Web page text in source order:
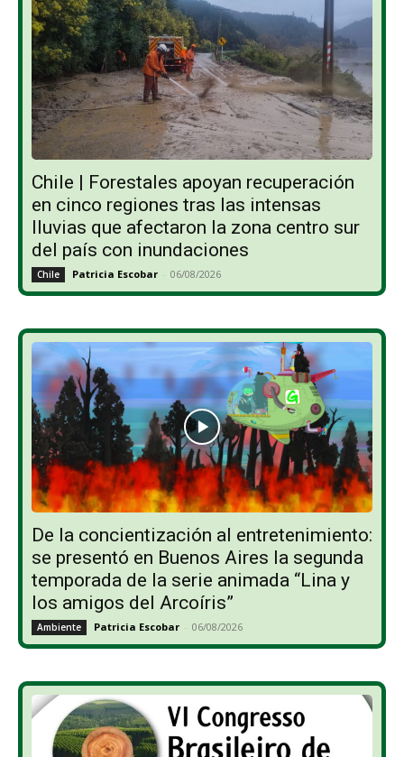
Chile | Forestales apoyan recuperación
en cinco regiones tras las intensas
lluvias que afectaron la zona centro sur
del país con inundaciones
Chile Patricia Escobar - 06/08/2026
De la concientización al entretenimiento:
se presentó en Buenos Aires la segunda
temporada de la serie animada “Lina y
los amigos del Arcoíris”
Ambiente Patricia Escobar - 06/08/2026